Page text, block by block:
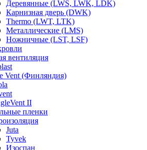
Деревянные (LWS, LWK, LDK)
Карнизная дверь (DWK)
Thermo (LWT, LTK)
Металлические (LMS)
Ножничные (LST, LSF)
вентиляция
Vent (Финляндия)
II
пленки
Juta
Tyvek
Изоспан